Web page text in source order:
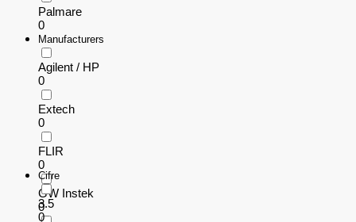
Palmare
0
Manufacturers
Agilent / HP
0
Extech
0
FLIR
0
GW Instek
0
Cifre
3.5
0